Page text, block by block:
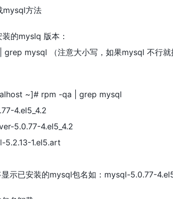
mysql方法
的myslq 版本：
mysql （注意大小写，如果mysql 不行就
~]# rpm -qa | grep mysql
4.el5_4.2
5.0.77-4.el5_4.2
5.2.13-1.el5.art
示已安装的mysql包名如：mysql-5.0.77-